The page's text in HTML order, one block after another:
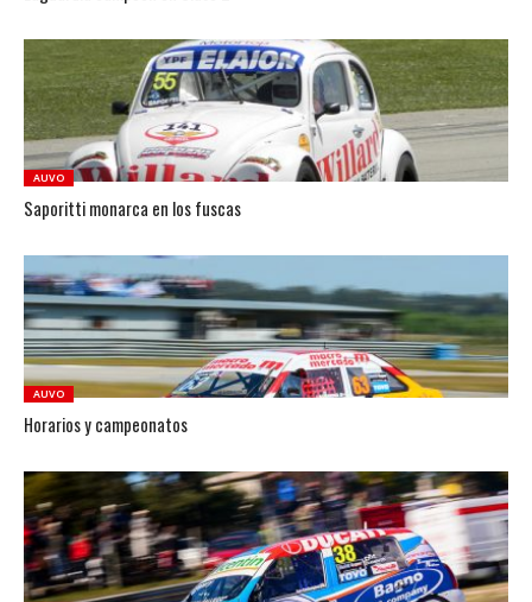
AUVO
Saporitti monarca en los fuscas
AUVO
Horarios y campeonatos